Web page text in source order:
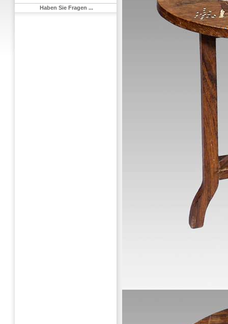
Haben Sie Fragen ...